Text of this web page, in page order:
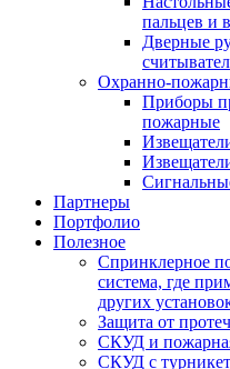
пальцев и
Дверные
Охранно-
Приборы
пожарные
Партнеры
Портфолио
Полезное
Спринклерное
система, где
других
Защита от
СКУД и
СКУД с